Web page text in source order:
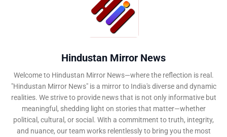
Hindustan Mirror News
Welcome to Hindustan Mirror News—where the reflection is real.
"Hindustan Mirror News" is a mirror to India's diverse and dynamic
realities. We strive to provide news that is not only informative but
meaningful, shedding light on stories that matter—whether
political, cultural, or social. With a commitment to truth, integrity,
and nuance, our team works relentlessly to bring you the most